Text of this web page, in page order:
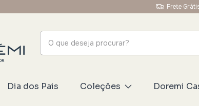
Frete
Dia dos Pais Coleções Doremi